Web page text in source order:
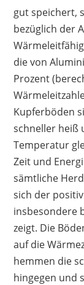
gut speichert,
bezüglich der
die von
Prozent
Kupferböden
schneller heiß
Temperatur
Zeit und
sämtliche
sich der
insbesondere
zeigt. Die
auf die
hemmen die
hingegen und